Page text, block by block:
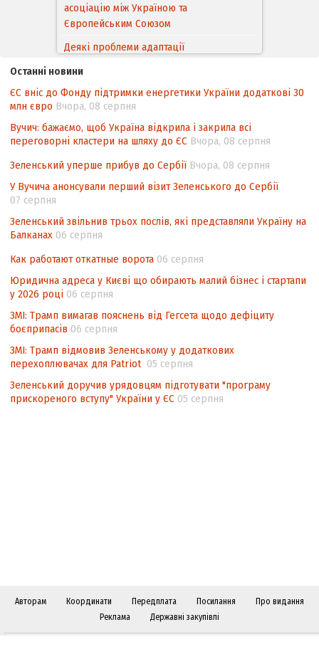
асоціацію між Україною та
Європейським Cоюзом
Деякі проблеми адаптації
походження товарів відповідно до
Угоди про торговельні аспекти прав
інтелектуальної власності (TRIPS) у
контексті євроінтеграції
Аналіз виборчого законодавства щодо
невизначеності механізму повторного
підрахунку голосів виборців
Останні новини
ЄС вніс до Фонду підтримки енергетики України додаткові 30
млн євро Вчора, 08 серпня
Вучич: бажаємо, щоб Україна відкрила і закрила всі
переговорні кластери на шляху до ЄС Вчора, 08 серпня
Зеленський уперше прибув до Сербії Вчора, 08 серпня
У Вучича анонсували перший візит Зеленського до Сербії
07 серпня
Зеленський звільнив трьох послів, які представляли Україну на
Балканах 06 серпня
Как работают откатные ворота 06 серпня
Юридична адреса у Києві що обирають малий бізнес і стартапи
у 2026 році 06 серпня
ЗМІ: Трамп вимагав пояснень від Гегсета щодо дефіциту
боєприпасів 06 серпня
ЗМІ: Трамп відмовив Зеленському у додаткових
перехоплювачах для Patriot 05 серпня
Зеленський доручив урядовцям підготувати "програму
прискореного вступу" України у ЄС 05 серпня
Авторам Координати Передплата Посилання
Про видання
Реклама
Державні закупівлі